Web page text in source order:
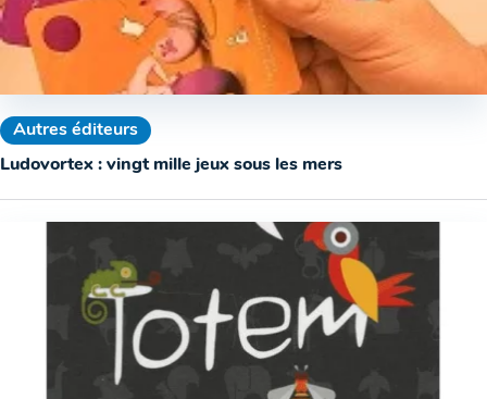
Autres éditeurs
Ludovortex : vingt mille jeux sous les mers